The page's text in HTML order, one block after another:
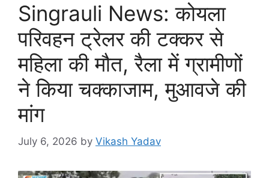
Singrauli News: कोयला
परिवहन ट्रेलर की टक्कर से
महिला की मौत, रैला में ग्रामीणों
ने किया चक्काजाम, मुआवजे की
मांग
July 6, 2026 by Vikash Yadav